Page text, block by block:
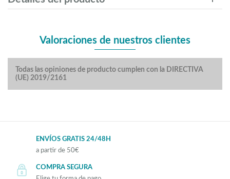
Valoraciones de nuestros clientes
Todas las opiniones de producto cumplen con la DIRECTIVA
(UE) 2019/2161
ENVÍOS GRATIS 24/48H
a partir de 50€
COMPRA SEGURA